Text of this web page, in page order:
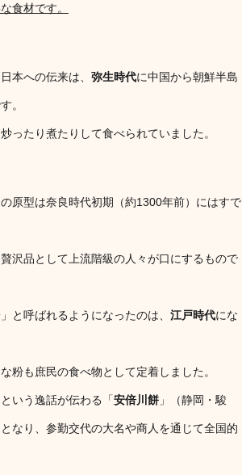
食材です。
本への伝来は、 弥生時代に中国から朝鮮半島
。
ったり煮たりして食べられていました。
原型は奈良時代初期（約1300年前）にはすで
沢品として上流階級の人々が口にするもので
と呼ばれるようになったのは、 江戸時代にな
粉も庶民の食べ物として定着しました。
いう逸話が伝わる「安倍川餅 」（静岡・駿
なり、参勤交代の大名や商人を通じて全国的